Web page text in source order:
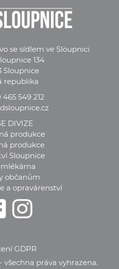
se sídlem ve Sloupnici
134
Sloupnice
republika
465 549 212
DIVIZE
produkce
produkce
Sloupnice
občanům
a opravárenství
GDPR
všechna práva vyhrazena.